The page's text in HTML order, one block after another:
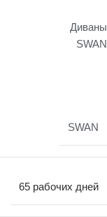
Диваны
SWAN
SWAN
65 рабочих дней